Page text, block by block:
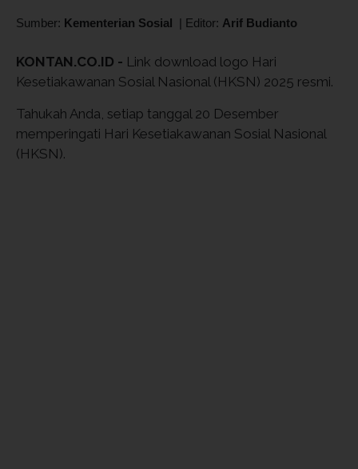
Sumber: Kementerian Sosial | Editor: Arif Budianto
KONTAN.CO.ID - Link download logo Hari
Kesetiakawanan Sosial Nasional (HKSN) 2025 resmi.
Tahukah Anda, setiap tanggal 20 Desember
memperingati Hari Kesetiakawanan Sosial Nasional
(HKSN).